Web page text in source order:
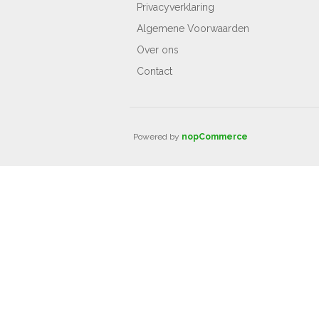
Privacyverklaring
Algemene Voorwaarden
Over ons
Contact
Powered by nopCommerce